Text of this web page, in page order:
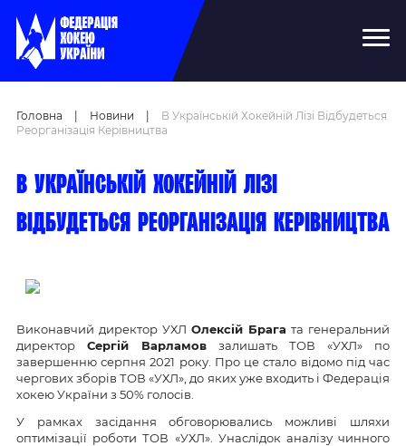
Головна Новини
В Українській Хокейній Лізі Відбудеться
Реорганізація Керівництва
В Українській хокейній лізі
відбудеться реорганізація керівництва
Виконавчий директор УХЛ Олексій Брага та генеральний
директор Сергій Варламов залишать ТОВ «УХЛ» по
завершенню серпня 2021 року. Про це стало відомо під час
чергових зборів ТОВ «УХЛ», до яких уже входить і Федерація
хокею України з 50% голосів.
У рамках засідання обговорювались можливі шляхи
оптимізації роботи ТОВ «УХЛ». Унаслідок аналізу чинного